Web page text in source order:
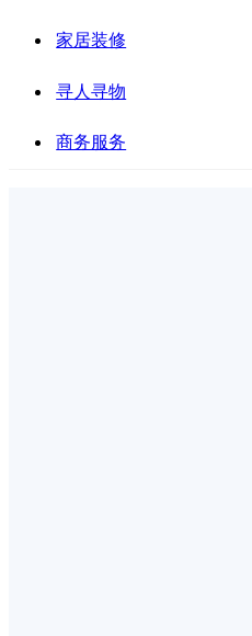
家居装修
寻人寻物
商务服务